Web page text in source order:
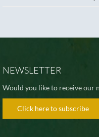
NEWSLETTER
Would you like to receive our
Click here to subscribe